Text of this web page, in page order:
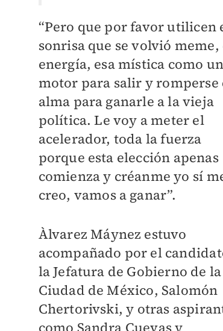
“Pero que por favor utilicen
sonrisa que se volvió meme,
energía, esa mística como un
motor para salir y romperse
alma para ganarle a la vieja
política. Le voy a meter el
acelerador, toda la fuerza
porque esta elección apenas
comienza y créanme yo sí
creo, vamos a ganar”.
Àlvarez Máynez estuvo
acompañado por el
la Jefatura de Gobierno de la
Ciudad de México, Salomón
Chertorivski, y otras